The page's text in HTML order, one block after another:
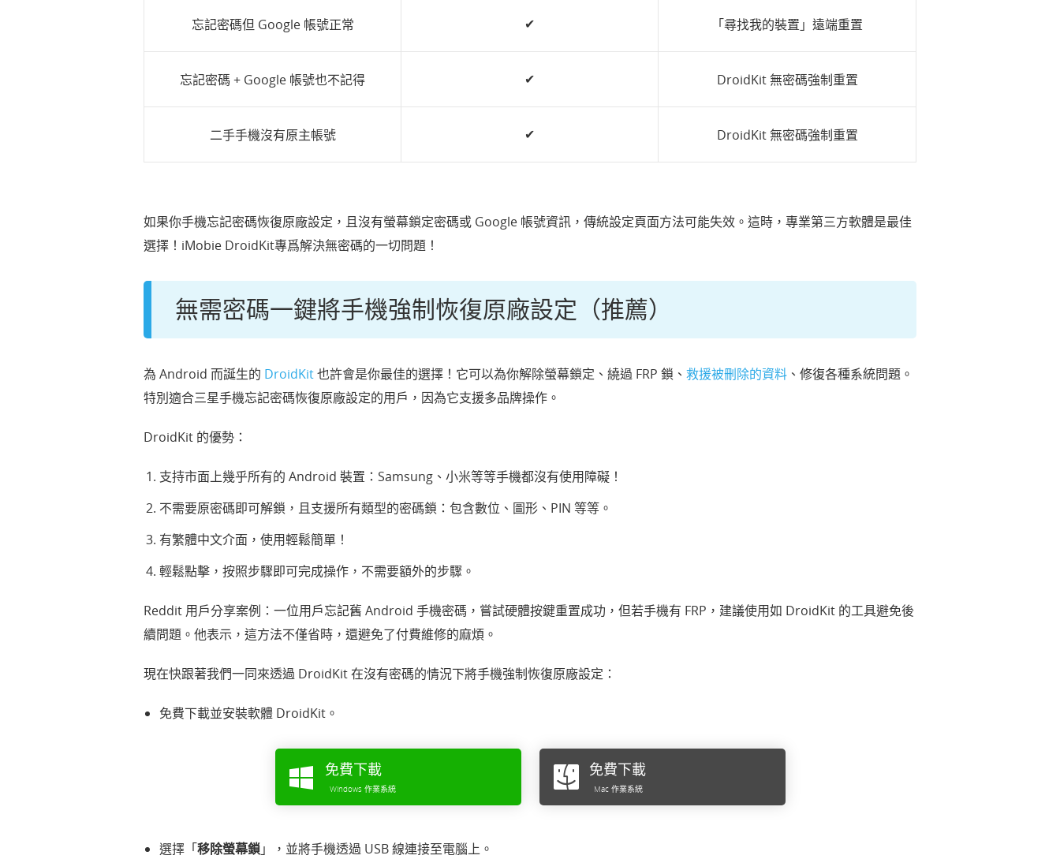
忘記密碼但 Google 帳號正常 ✔︎ 「尋找我的裝置」遠端重置
忘記密碼 + Google 帳號也不記得 ✔︎ DroidKit 無密碼強制重置
二手手機沒有原主帳號 ✔︎ DroidKit 無密碼強制重置
如果你手機忘記密碼恢復原廠設定，且沒有螢幕鎖定密碼或 Google 帳號資訊，傳統設定頁面方法可能失效。這時，專業第三方軟體是最佳
選擇！iMobie DroidKit專爲解決無密碼的一切問題！
無需密碼一鍵將手機強制恢復原廠設定（推薦）
為 Android 而誕生的 DroidKit也許會是你最佳的選擇！它可以為你解除螢幕鎖定、繞過 FRP 鎖、 救援被刪除的資料 、修復各種系統問題。
特別適合三星手機忘記密碼恢復原廠設定的用戶，因為它支援多品牌操作。
DroidKit 的優勢：
支持市面上幾乎所有的 Android 裝置：Samsung、小米等等手機都沒有使用障礙！
不需要原密碼即可解鎖，且支援所有類型的密碼鎖：包含數位、圖形、PIN 等等。
有繁體中文介面，使用輕鬆簡單！
輕鬆點擊， 按照步驟即可完成操作，不需要額外的步驟。
Reddit 用戶分享案例：一位用戶忘記舊 Android 手機密碼，嘗試硬體按鍵重置成功，但若手機有 FRP，建議使用如 DroidKit 的工具避免後
續問題。他表示，這方法不僅省時，還避免了付費維修的麻煩。
現在快跟著我們一同來透過 DroidKit 在沒有密碼的情況下將手機強制恢復原廠設定：
免費下載並安裝軟體 DroidKit 。
免費下載
Windows 作業系統
免費下載
Mac 作業系統
選擇「移除螢幕鎖」，並將手機透過 USB 線連接至電腦上。